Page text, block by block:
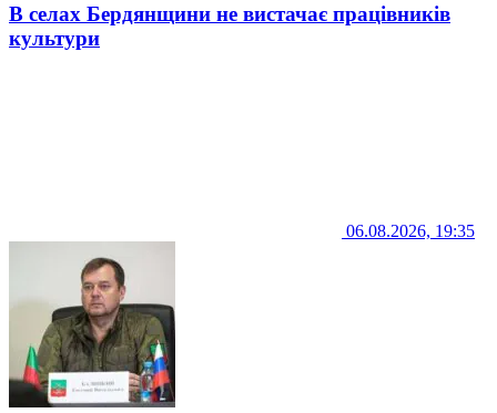
В селах Бердянщини не вистачає працівників
культури
06.08.2026, 19:35